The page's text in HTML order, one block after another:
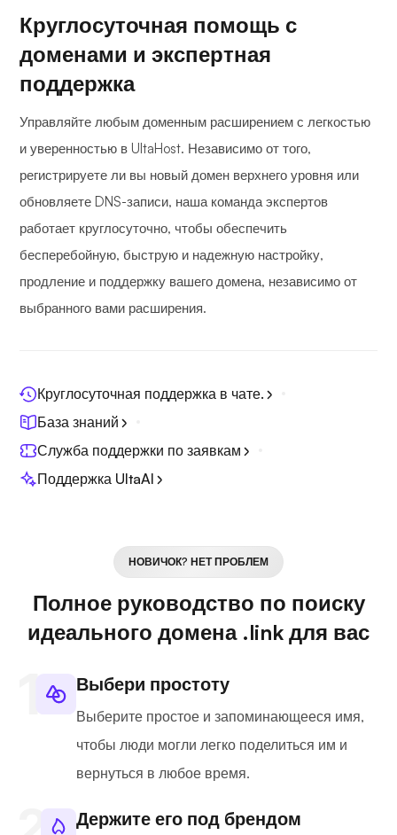
Круглосуточная помощь с
доменами и экспертная
поддержка
Управляйте любым доменным расширением с легкостью
и уверенностью в UltaHost. Независимо от того,
регистрируете ли вы новый домен верхнего уровня или
обновляете DNS-записи, наша команда экспертов
работает круглосуточно, чтобы обеспечить
бесперебойную, быструю и надежную настройку,
продление и поддержку вашего домена, независимо от
выбранного вами расширения.
Круглосуточная поддержка в чате.
База знаний
Служба поддержки по заявкам
Поддержка UltaAI
НОВИЧОК? НЕТ ПРОБЛЕМ
Полное руководство по поиску
идеального домена .link для вас
Выбери простоту
Выберите простое и запоминающееся имя,
чтобы люди могли легко поделиться им и
вернуться в любое время.
Держите его под брендом